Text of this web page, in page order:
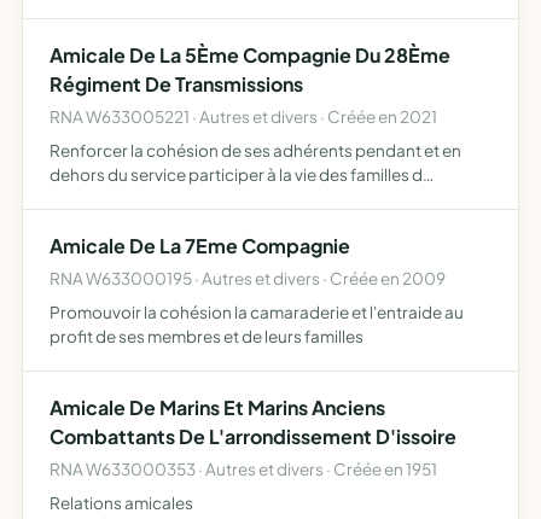
Amicale De La 5Ème Compagnie Du 28Ème
Régiment De Transmissions
RNA W633005221 · Autres et divers · Créée en 2021
Renforcer la cohésion de ses adhérents pendant et en
dehors du service participer à la vie des familles d
Amicale De La 7Eme Compagnie
RNA W633000195 · Autres et divers · Créée en 2009
Promouvoir la cohésion la camaraderie et l'entraide au
profit de ses membres et de leurs familles
Amicale De Marins Et Marins Anciens
Combattants De L'arrondissement D'issoire
RNA W633000353 · Autres et divers · Créée en 1951
Relations amicales